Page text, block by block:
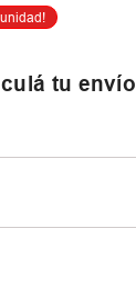
tu envío